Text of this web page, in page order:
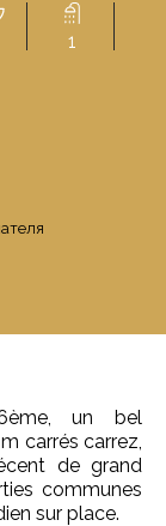
1
un bel
carrés carrez,
de grand
communes
sur place.